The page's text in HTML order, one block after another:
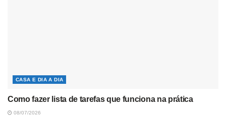
CASA E DIA A DIA
Como fazer lista de tarefas que funciona na prática
08/07/2026